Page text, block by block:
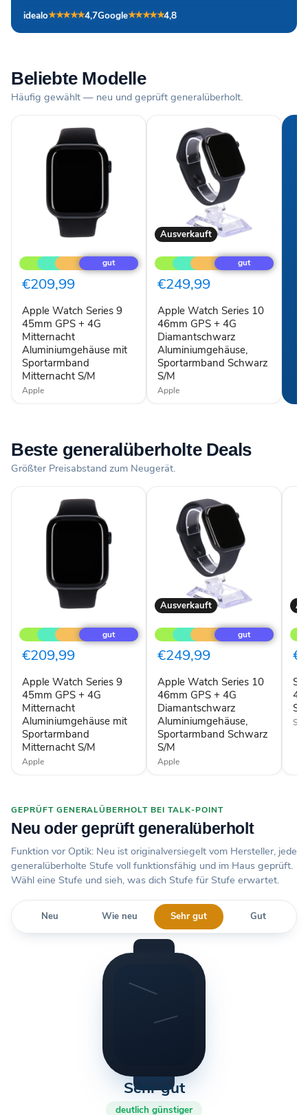
idealo★★★★★4,7Google★★★★★4,8
Beliebte Modelle
Häufig gewählt — neu und geprüft generalüberholt.
Watch
Series
9
45mm
+
4G
Mitternacht
Aluminiumgehäuse
mit
Sportarmband
Mitternacht
S/M
€209,99
Apple Watch Series 9
45mm GPS + 4G
Mitternacht
Aluminiumgehäuse mit
Sportarmband
Mitternacht S/M
Apple
Ausverkauft
Apple
Watch
Series
10
46mm
+
4G
Diamantschwarz
Aluminiumgehäuse,
Sportarmband
Schwarz
S/M
€249,99
Apple Watch Series 10
46mm GPS + 4G
Diamantschwarz
Aluminiumgehäuse,
Sportarmband Schwarz
S/M
Apple
Beste generalüberholte Deals
Größter Preisabstand zum Neugerät.
Watch
Series
9
45mm
+
4G
Mitternacht
Aluminiumgehäuse
mit
Sportarmband
Mitternacht
S/M
€209,99
Apple Watch Series 9
45mm GPS + 4G
Mitternacht
Aluminiumgehäuse mit
Sportarmband
Mitternacht S/M
Apple
Ausverkauft
Apple
Watch
Series
10
46mm
+
4G
Diamantschwarz
Aluminiumgehäuse,
Sportarmband
Schwarz
S/M
€249,99
Apple Watch Series 10
46mm GPS + 4G
Diamantschwarz
Aluminiumgehäuse,
Sportarmband Schwarz
S/M
Apple
4
4
GEPRÜFT GENERALÜBERHOLT BEI TALK-POINT
Neu oder geprüft generalüberholt
Funktion vor Optik: Neu ist originalversiegelt vom Hersteller, jede
generalüberholte Stufe voll funktionsfähig und im Haus geprüft.
Wähl eine Stufe und sieh, was dich Stufe für Stufe erwartet.
Neu Wie neu Sehr gut Gut
Sehr gut
deutlich günstiger